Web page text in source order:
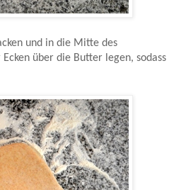
und in die Mitte des
über die Butter legen, sodass